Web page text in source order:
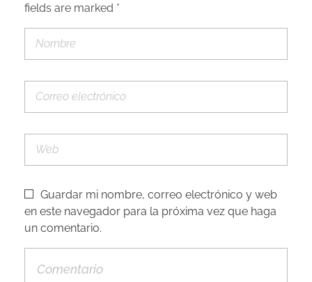
fields are marked *
Guardar mi nombre, correo electrónico y web
en este navegador para la próxima vez que haga
un comentario.